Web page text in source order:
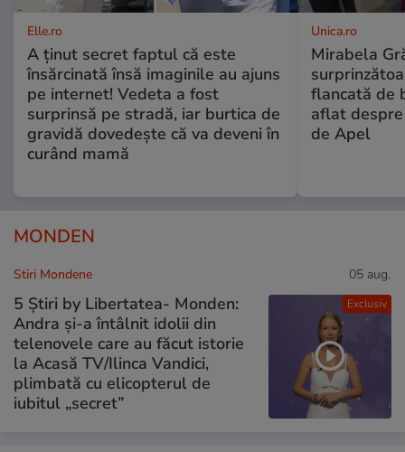
Elle.ro
A ținut secret faptul că este
însărcinată însă imaginile au ajuns
pe internet! Vedeta a fost
surprinsă pe stradă, iar burtica de
gravidă dovedește că va deveni în
curând mamă
Unica.ro
Mirabela
flancată de
aflat
de Apel
MONDEN
Exclusiv
Stiri Mondene 05 aug.
5 Știri by Libertatea- Monden:
Andra și-a întâlnit idolii din
telenovele care au făcut istorie
la Acasă TV/Ilinca Vandici,
plimbată cu elicopterul de
iubitul „secret”